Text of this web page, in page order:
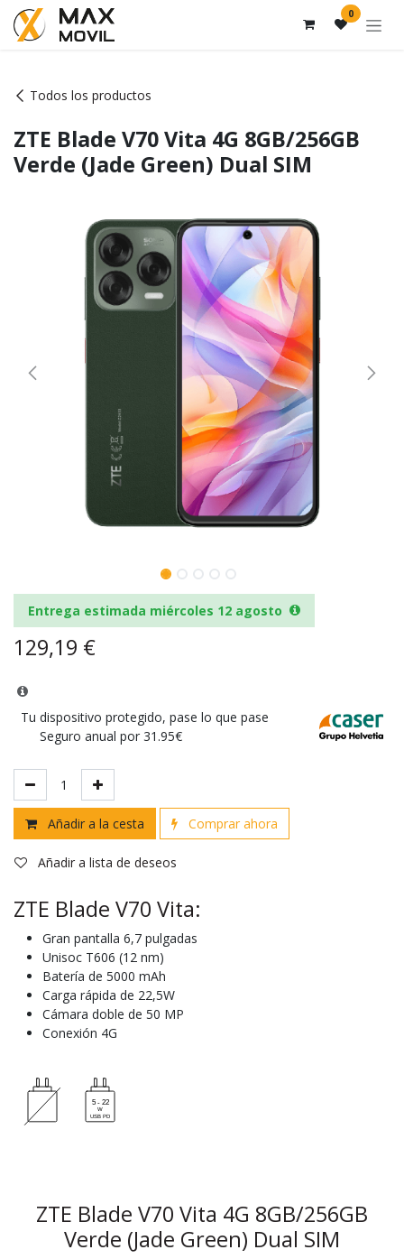
Ir al contenido 0
Todos los productos
ZTE Blade V70 Vita 4G 8GB/256GB
Verde (Jade Green) Dual SIM
Entrega estimada miércoles 12 agosto
129,19 €
Tu dispositivo protegido, pase lo que pase
Seguro anual por 31.95€
Añadir a la cesta Comprar ahora
Añadir a lista de deseos
ZTE Blade V70 Vita:
Gran pantalla 6,7 pulgadas
Unisoc T606 (12 nm)
Batería de 5000 mAh
Carga rápida de 22,5W
Cámara doble de 50 MP
Conexión 4G
ZTE Blade V70 Vita 4G 8GB/256GB
Verde (Jade Green) Dual SIM